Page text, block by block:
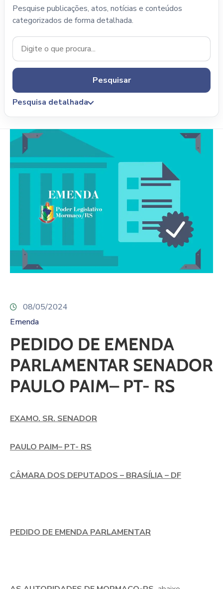
Pesquise publicações, atos, notícias e conteúdos
categorizados de forma detalhada.
Pesquisar
Pesquisa detalhada
08/05/2024
Emenda
PEDIDO DE EMENDA
PARLAMENTAR SENADOR
PAULO PAIM– PT- RS
EXAMO. SR. SENADOR
PAULO PAIM– PT- RS
CÂMARA DOS DEPUTADOS – BRASÍLIA – DF
PEDIDO DE EMENDA PARLAMENTAR